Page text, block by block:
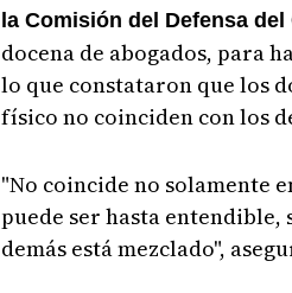
la Comisión del Defensa
docena de abogados, para
lo que constataron que los
físico no coinciden con los
"No coincide no solamente
puede ser hasta
demás está mezclado",